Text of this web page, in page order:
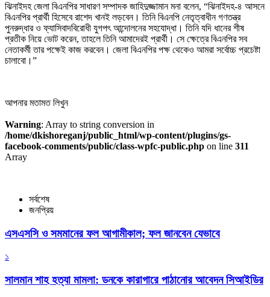
ঝিনাইদহ জেলা বিএনপির সাধারণ সম্পাদক জাহিদুজ্জামান মনা বলেন, “ঝিনাইদহ-৪ আসনে
বিএনপির প্রার্থী হিসেবে রাশেদ খানই লড়বেন। তিনি বিএনপি নেতৃত্বাধীন গণতন্ত্র
পুনরুদ্ধার ও ফ্যাসিবাদবিরোধী যুগপৎ আন্দোলনের সহযোদ্ধা। তিনি যদি ধানের শীষ
প্রতীক নিয়ে ভোট করেন, তাহলে তিনি আমাদেরই প্রার্থী। সে ক্ষেত্রে বিএনপির সব
নেতাকর্মী তার পক্ষেই কাজ করবেন। জেলা বিএনপির পক্ষ থেকেও আমরা সর্বোচ্চ প্রচেষ্টা
চালাবো।”
আপনার মতামত লিখুন
Warning: Array to string conversion in
/home/dkishoreganj/public_html/wp-content/plugins/gs-
facebook-comments/public/class-wpfc-public.php on line 311
Array
সর্বশেষ
জনপ্রিয়
এসএসসি ও সমমানের ফল আগামীকাল; ফল জানবেন যেভাবে
১
সালমান শাহ হত্যা মামলা: ডনকে কারাগারে পাঠানোর আবেদন সিআইডির